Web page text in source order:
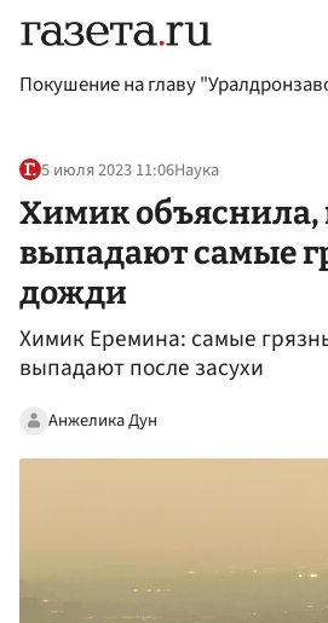
Покушение на главу
5 июля 2023 11:06Наука
Химик объяснила,
выпадают самые
дожди
Химик Еремина: самые
выпадают после засухи
Анжелика Дун